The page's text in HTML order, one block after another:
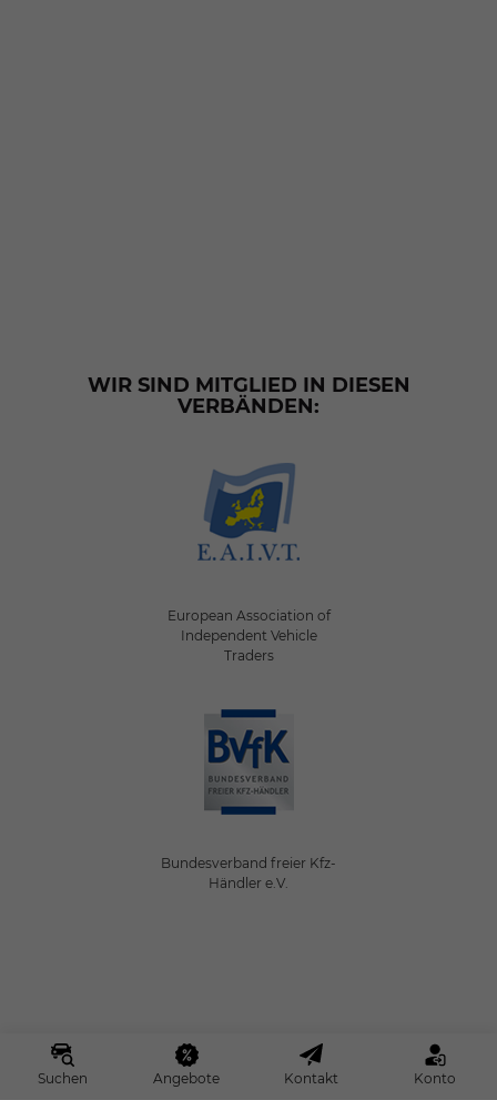
Suchen Angebote Kontakt Konto
WIR SIND MITGLIED IN DIESEN
VERBÄNDEN:
European Association of
Independent Vehicle
Traders
Bundesverband freier Kfz-
Händler e.V.